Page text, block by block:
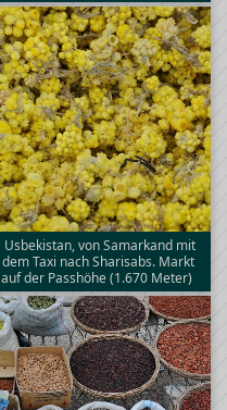
Usbekistan, von Samarkand mit
dem Taxi nach Sharisabs. Markt
auf der Passhöhe (1.670 Meter)